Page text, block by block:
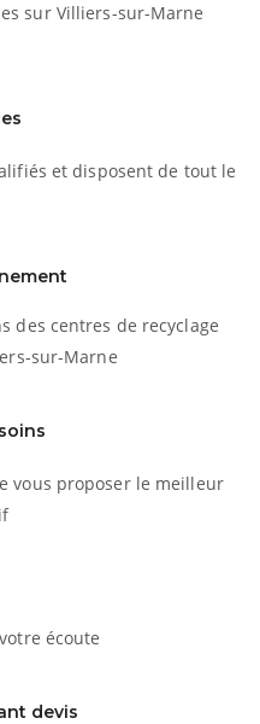
sur Villiers-sur-Marne
et disposent de tout le
des centres de recyclage
sur-Marne
vous proposer le meilleur
écoute
devis